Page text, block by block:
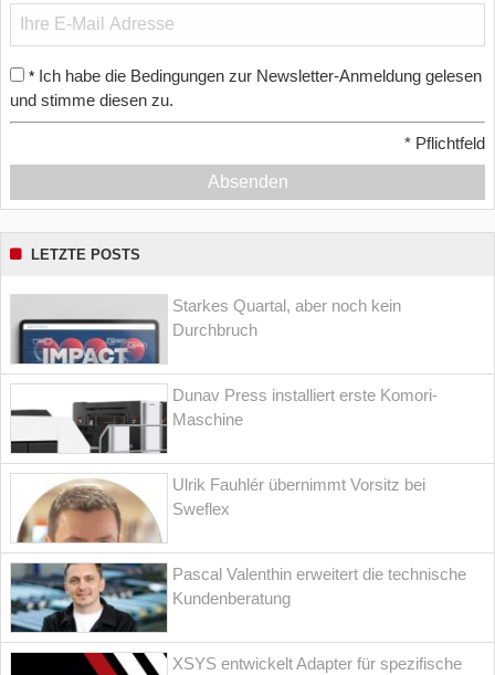
* Ich habe die Bedingungen zur Newsletter-Anmeldung gelesen
und stimme diesen zu.
* Pflichtfeld
Absenden
LETZTE POSTS
Starkes Quartal, aber noch kein
Durchbruch
Dunav Press installiert erste Komori-
Maschine
Ulrik Fauhlér übernimmt Vorsitz bei
Sweflex
Pascal Valenthin erweitert die technische
Kundenberatung
XSYS entwickelt Adapter für spezifische